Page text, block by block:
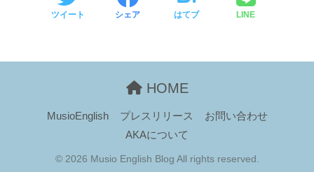
ツイート シェア はてブ LINE
HOME
MusioEnglish プレスリリース
お問い合わせ
AKAについて
© 2026 Musio English Blog All rights reserved.